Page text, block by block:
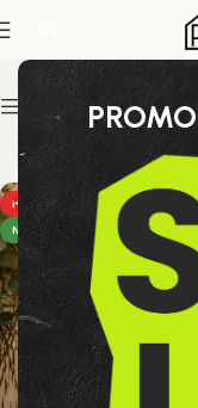
Show sidebar
HOT
NEW